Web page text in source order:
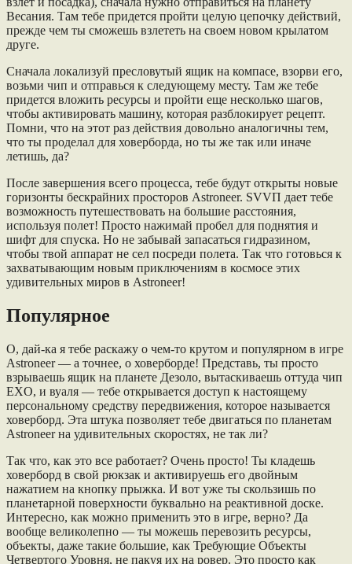
Весания. Там тебе придется пройти целую цепочку действий,
прежде чем ты сможешь взлететь на своем новом крылатом
друге.
Сначала локализуй пресловутый ящик на компасе, взорви его,
возьми чип и отправься к следующему месту. Там же тебе
придется вложить ресурсы и пройти еще несколько шагов,
чтобы активировать машину, которая разблокирует рецепт.
Помни, что на этот раз действия довольно аналогичны тем,
что ты проделал для ховерборда, но ты же так или иначе
летишь, да?
После завершения всего процесса, тебе будут открыты новые
горизонты бескрайних просторов Astroneer. SVVП дает тебе
возможность путешествовать на большие расстояния,
используя полет! Просто нажимай пробел для поднятия и
шифт для спуска. Но не забывай запасаться гидразином,
чтобы твой аппарат не сел посреди полета. Так что готовься к
захватывающим новым приключениям в космосе этих
удивительных миров в Astroneer!
Популярное
О, дай-ка я тебе раскажу о чем-то крутом и популярном в игре
Astroneer — а точнее, о ховерборде! Представь, ты просто
взрываешь ящик на планете Дезоло, вытаскиваешь оттуда чип
EXO, и вуаля — тебе открывается доступ к настоящему
персональному средству передвижения, которое называется
ховерборд. Эта штука позволяет тебе двигаться по планетам
Astroneer на удивительных скоростях, не так ли?
Так что, как это все работает? Очень просто! Ты кладешь
ховерборд в свой рюкзак и активируешь его двойным
нажатием на кнопку прыжка. И вот уже ты скользишь по
планетарной поверхности буквально на реактивной доске.
Интересно, как можно применить это в игре, верно? Да
вообще великолепно — ты можешь перевозить ресурсы,
объекты, даже такие большие, как Требующие Объекты
Четвертого Уровня, не пакуя их на ровер. Это просто как